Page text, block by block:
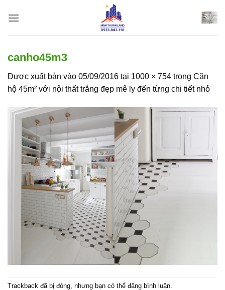
qua
canho45m3
Được xuất bản vào 05/09/2016 tại 1000 × 754 trong Căn
hộ 45m² với nội thất trắng đẹp mê ly đến từng chi tiết nhỏ
Trackback đã bị đóng, nhưng bạn có thể đăng bình luận